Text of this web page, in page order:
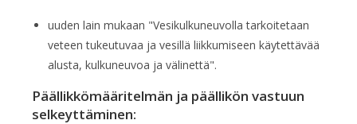
uuden lain mukaan "Vesikulkuneuvolla tarkoitetaan
veteen tukeutuvaa ja vesillä liikkumiseen käytettävää
alusta, kulkuneuvoa ja välinettä".
Päällikkömääritelmän ja päällikön vastuun
selkeyttäminen: